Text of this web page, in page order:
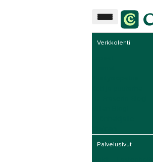
Verkkolehti
Palvelusivut